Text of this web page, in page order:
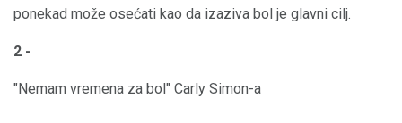
ponekad može osećati kao da izaziva bol je glavni cilj.
2 -
"Nemam vremena za bol" Carly Simon-a